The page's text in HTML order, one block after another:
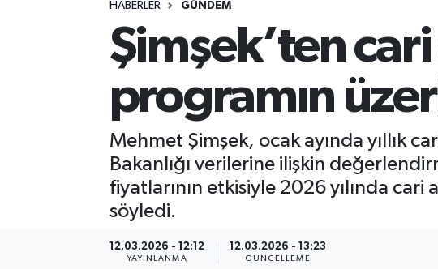
HABERLER GÜNDEM
Şimşek’ten cari
programın
Mehmet Şimşek, ocak ayında yıllık
Bakanlığı verilerine ilişkin
fiyatlarının etkisiyle 2026 yılında
söyledi.
12.03.2026 - 12:12
YAYINLANMA
12.03.2026 - 13:23
GÜNCELLEME